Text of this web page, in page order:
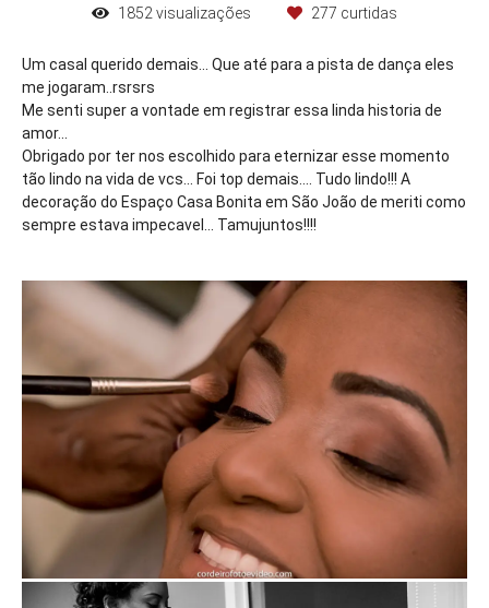
1852 visualizações 277 curtidas
Um casal querido demais... Que até para a pista de dança eles
me jogaram..rsrsrs
Me senti super a vontade em registrar essa linda historia de
amor...
Obrigado por ter nos escolhido para eternizar esse momento
tão lindo na vida de vcs... Foi top demais.... Tudo lindo!!! A
decoração do Espaço Casa Bonita em São João de meriti como
sempre estava impecavel... Tamujuntos!!!!